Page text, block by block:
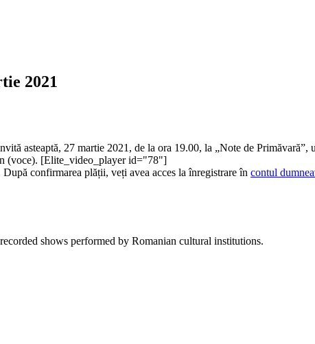
2021
asteaptă, 27 martie 2021, de la ora 19.00, la „Note de
(voce). [Elite_video_player id="78"]
confirmarea plății, veți avea acces la înregistrare în contul
shows performed by Romanian cultural institutions.